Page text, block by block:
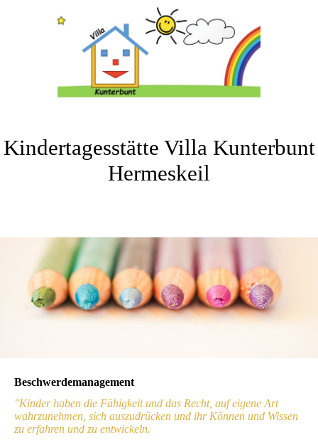
Kindertagesstätte Villa Kunterbunt
Hermeskeil
Beschwerdemanagement
"Kinder haben die Fähigkeit und das Recht, auf eigene Art
wahrzunehmen, sich auszudrücken und ihr Können und Wissen
zu erfahren und zu entwickeln.